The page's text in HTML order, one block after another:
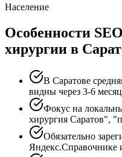
Население
Особенности
хирургии в
В Саратове
видны через 3-6
Фокус на
хирургия Саратов",
Обязательно
Яндекс.Справочнике